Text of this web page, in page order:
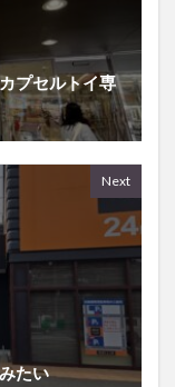
プセルトイ専
Next
たい